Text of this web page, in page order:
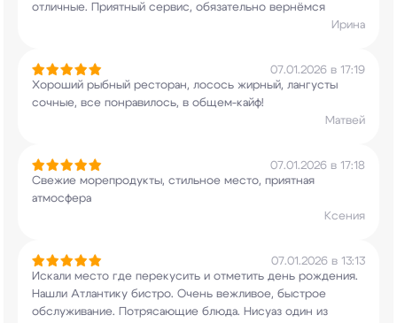
отличные. Приятный сервис, обязательно вернёмся
Ирина
07.01.2026 в 17:19
Хороший рыбный ресторан, лосось жирный, лангусты
сочные, все понравилось, в общем-кайф!
Матвей
07.01.2026 в 17:18
Свежие морепродукты, стильное место, приятная
атмосфера
Ксения
07.01.2026 в 13:13
Искали место где перекусить и отметить день рождения.
Нашли Атлантику бистро. Очень вежливое, быстрое
обслуживание. Потрясающие блюда. Нисуаз один из